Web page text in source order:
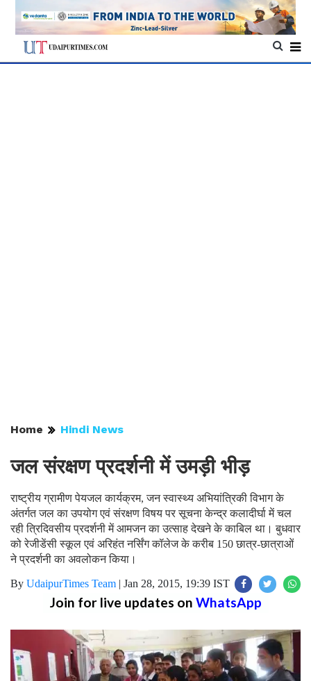
Home Hindi News
जल संरक्षण प्रदर्शनी में उमड़ी भीड़
राष्ट्रीय ग्रामीण पेयजल कार्यक्रम, जन स्वास्थ्य अभियांत्रिकी विभाग के
अंतर्गत जल का उपयोग एवं संरक्षण विषय पर सूचना केन्द्र कलादीर्घा में चल
रही त्रिदिवसीय प्रदर्शनी में आमजन का उत्साह देखने के काबिल था। बुधवार
को रेजीडेंसी स्कूल एवं अरिहंत नर्सिंग कॉलेज के करीब 150 छात्र-छात्राओं
ने प्रदर्शनी का अवलोकन किया।
By UdaipurTimes Team | Jan 28, 2015, 19:39 IST
Join for live updates on WhatsApp